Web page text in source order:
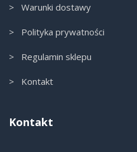
> Warunki dostawy
> Polityka prywatności
> Regulamin sklepu
> Kontakt
Kontakt